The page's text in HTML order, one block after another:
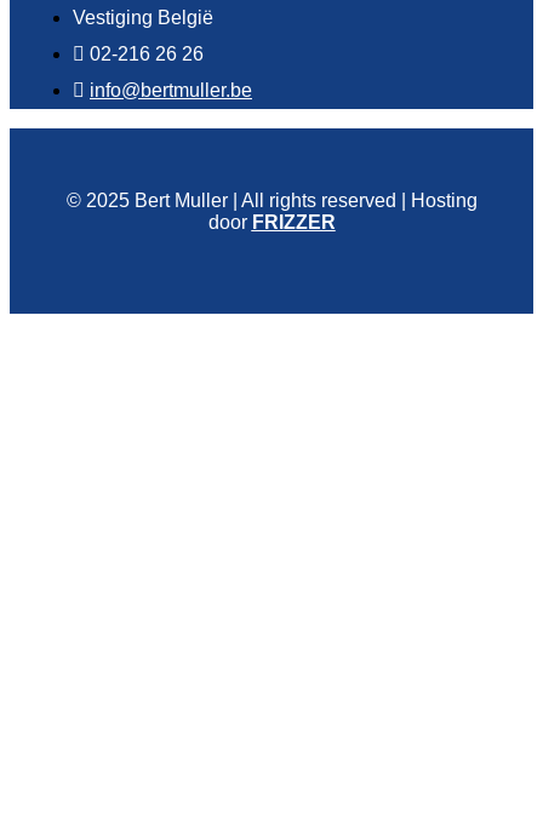
Vestiging België
02-216 26 26
info@bertmuller.be
© 2025 Bert Muller | All rights reserved | Hosting
door FRIZZER